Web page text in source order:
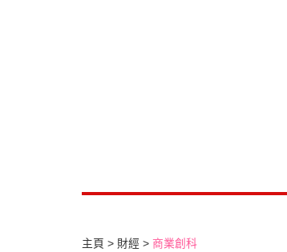
主頁 財經 商業創科